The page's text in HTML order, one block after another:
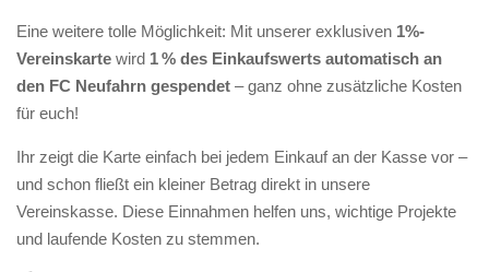
Eine weitere tolle Möglichkeit: Mit unserer exklusiven 1%-
Vereinskarte wird 1 % des Einkaufswerts automatisch an
den FC Neufahrn gespendet – ganz ohne zusätzliche Kosten
für euch!
Ihr zeigt die Karte einfach bei jedem Einkauf an der Kasse vor –
und schon fließt ein kleiner Betrag direkt in unsere
Vereinskasse. Diese Einnahmen helfen uns, wichtige Projekte
und laufende Kosten zu stemmen.